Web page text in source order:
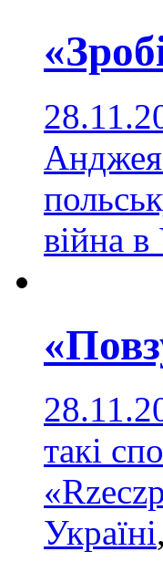
війна в
такі
Україні,